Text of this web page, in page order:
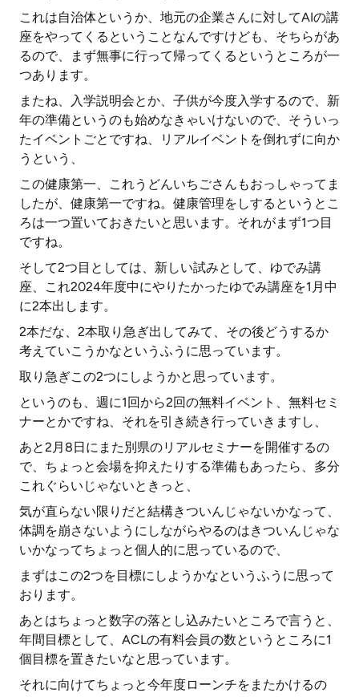
これは自治体というか、地元の企業さんに対してAIの講
座をやってくるということなんですけども、そちらがあ
るので、まず無事に行って帰ってくるというところが一
つあります。
またね、入学説明会とか、子供が今度入学するので、新
年の準備というのも始めなきゃいけないので、そういっ
たイベントごとですね、リアルイベントを倒れずに向か
うという、
この健康第一、これうどんいちごさんもおっしゃってま
したが、健康第一ですね。健康管理をしするというとこ
ろは一つ置いておきたいと思います。それがまず1つ目
ですね。
そして2つ目としては、新しい試みとして、ゆでみ講
座、これ2024年度中にやりたかったゆでみ講座を1月中
に2本出します。
2本だな、2本取り急ぎ出してみて、その後どうするか
考えていこうかなというふうに思っています。
取り急ぎこの2つにしようかと思っています。
というのも、週に1回から2回の無料イベント、無料セミ
ナーとかですね、それを引き続き行っていきますし、
あと2月8日にまた別県のリアルセミナーを開催するの
で、ちょっと会場を抑えたりする準備もあったら、多分
これぐらいじゃないときっと、
気が直らない限りだと結構きついんじゃないかなって、
体調を崩さないようにしながらやるのはきついんじゃな
いかなってちょっと個人的に思っているので、
まずはこの2つを目標にしようかなというふうに思って
おります。
あとはちょっと数字の落とし込みたいところで言うと、
年間目標として、ACLの有料会員の数というところに1
個目標を置きたいなと思っています。
それに向けてちょっと今年度ローンチをまたかけるの